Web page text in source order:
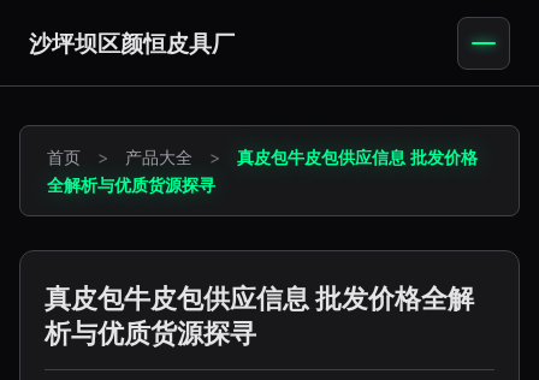
沙坪坝区颜恒皮具厂
首页 > 产品大全 >
真皮包牛皮包供应信息 批发价格
全解析与优质货源探寻
真皮包牛皮包供应信息 批发价格全解
析与优质货源探寻